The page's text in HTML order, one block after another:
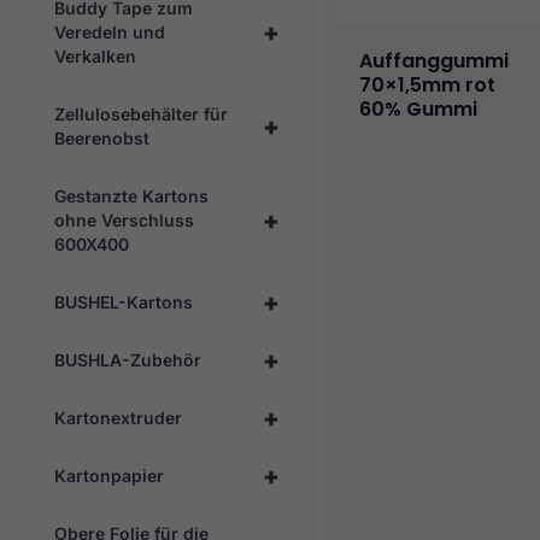
+
Buddy Tape zum
Veredeln und
Verkalken
+
Zellulosebehälter für
Beerenobst
+
Gestanzte Kartons
ohne Verschluss
600X400
+
BUSHEL-Kartons
+
BUSHLA-Zubehör
+
Kartonextruder
+
Kartonpapier
Obere Folie für die
Auffanggummi
70×1,5mm rot
60% Gummi